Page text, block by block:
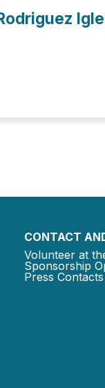
CONTACT
Volunteer at
Sponsorship
Press